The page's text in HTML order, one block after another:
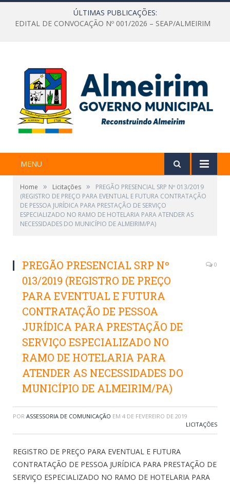
ÚLTIMAS PUBLICAÇÕES:
EDITAL DE CONVOCAÇÃO Nº 001/2026 – SEAP/ALMEIRIM
MENU
Home » Licitações »
PREGÃO PRESENCIAL SRP Nº 013/2019
(REGISTRO DE PREÇO PARA EVENTUAL E FUTURA CONTRATAÇÃO
DE PESSOA JURÍDICA PARA PRESTAÇÃO DE SERVIÇO
ESPECIALIZADO NO RAMO DE HOTELARIA PARA ATENDER AS
NECESSIDADES DO MUNICÍPIO DE ALMEIRIM/PA)
PREGÃO PRESENCIAL SRP Nº
013/2019 (REGISTRO DE PREÇO
PARA EVENTUAL E FUTURA
CONTRATAÇÃO DE PESSOA
JURÍDICA PARA PRESTAÇÃO DE
SERVIÇO ESPECIALIZADO NO
RAMO DE HOTELARIA PARA
ATENDER AS NECESSIDADES DO
MUNICÍPIO DE ALMEIRIM/PA)
0
POR ASSESSORIA DE COMUNICAÇÃO EM 4 DE FEVEREIRO DE 2019
LICITAÇÕES
REGISTRO DE PREÇO PARA EVENTUAL E FUTURA
CONTRATAÇÃO DE PESSOA JURÍDICA PARA PRESTAÇÃO DE
SERVIÇO ESPECIALIZADO NO RAMO DE HOTELARIA PARA